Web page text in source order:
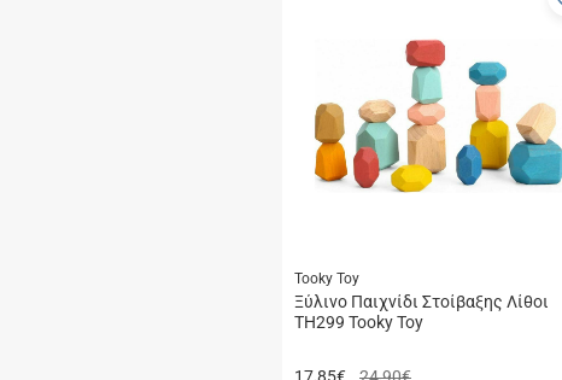
Tooky Toy
Ξύλινο Παιχνίδι Στοίβαξης Λίθοι
TH299 Tooky Toy